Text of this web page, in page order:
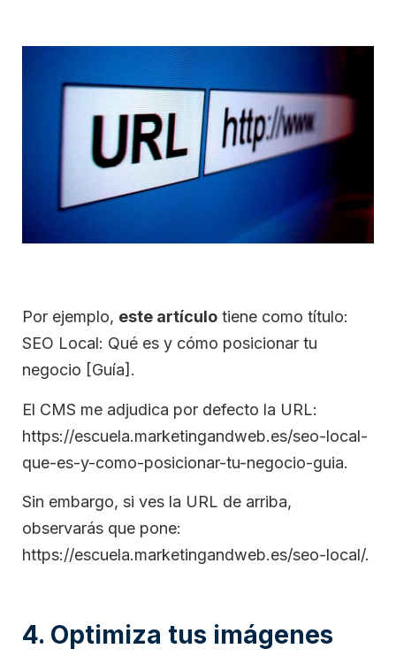
Por ejemplo, este artículo tiene como título:
SEO Local: Qué es y cómo posicionar tu
negocio [Guía].
El CMS me adjudica por defecto la URL:
https://escuela.marketingandweb.es/seo-local-
que-es-y-como-posicionar-tu-negocio-guia.
Sin embargo, si ves la URL de arriba,
observarás que pone:
https://escuela.marketingandweb.es/seo-local/.
4. Optimiza tus imágenes